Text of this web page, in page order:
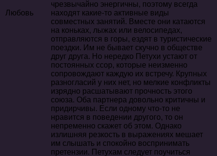
Любовь
чрезвычайно энергичны, поэтому всегда
находят какие-то активные виды
совместных занятий. Вместе они катаются
на коньках, лыжах или велосипедах,
отправляются в горы, ездят в туристические
поездки. Им не бывает скучно в обществе
друг друга. Но нередко Петухи устают от
постоянных ссор, которые неизменно
сопровождают каждую их встречу. Крупных
разногласий у них нет, но мелкие конфликты
изрядно расшатывают прочность этого
союза. Оба партнера довольно критичны и
придирчивы. Если одному что-то не
нравится в поведении другого, то он
непременно скажет об этом. Однако
излишняя резкость в выражениях мешает
им слышать и спокойно воспринимать
претензии. Петухам следует поучиться